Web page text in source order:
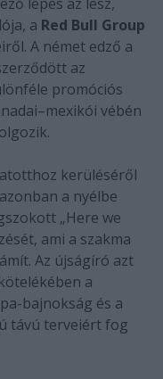
a Red Bull Group
A német edző a
az
promóciós
vébén
kerüléséről
a nyélbe
„Here we
ami a szakma
Az újságíró azt
a
bajnokság és a
távú terveiért fog